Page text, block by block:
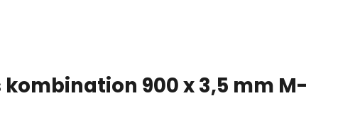
900 x 3,5 mm M-